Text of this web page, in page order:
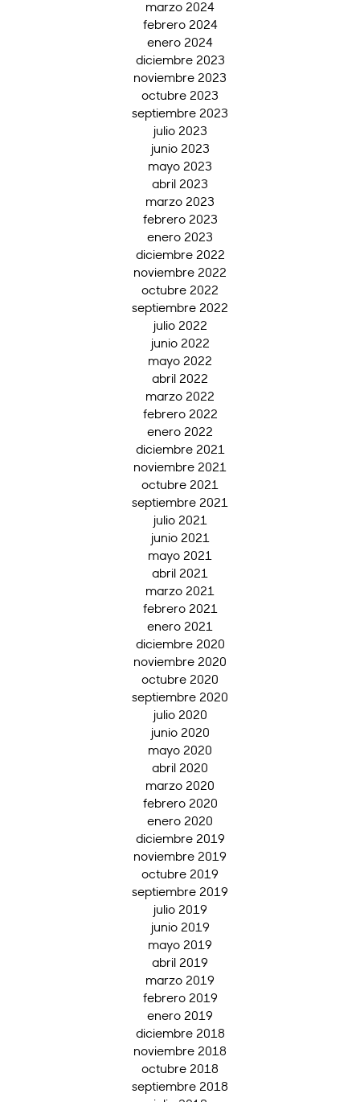
marzo 2024
febrero 2024
enero 2024
diciembre 2023
noviembre 2023
octubre 2023
septiembre 2023
julio 2023
junio 2023
mayo 2023
abril 2023
marzo 2023
febrero 2023
enero 2023
diciembre 2022
noviembre 2022
octubre 2022
septiembre 2022
julio 2022
junio 2022
mayo 2022
abril 2022
marzo 2022
febrero 2022
enero 2022
diciembre 2021
noviembre 2021
octubre 2021
septiembre 2021
julio 2021
junio 2021
mayo 2021
abril 2021
marzo 2021
febrero 2021
enero 2021
diciembre 2020
noviembre 2020
octubre 2020
septiembre 2020
julio 2020
junio 2020
mayo 2020
abril 2020
marzo 2020
febrero 2020
enero 2020
diciembre 2019
noviembre 2019
octubre 2019
septiembre 2019
julio 2019
junio 2019
mayo 2019
abril 2019
marzo 2019
febrero 2019
enero 2019
diciembre 2018
noviembre 2018
octubre 2018
septiembre 2018